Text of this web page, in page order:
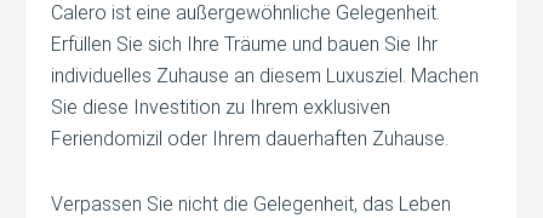
Calero ist eine außergewöhnliche Gelegenheit.
Erfüllen Sie sich Ihre Träume und bauen Sie Ihr
individuelles Zuhause an diesem Luxusziel. Machen
Sie diese Investition zu Ihrem exklusiven
Feriendomizil oder Ihrem dauerhaften Zuhause.
Verpassen Sie nicht die Gelegenheit, das Leben